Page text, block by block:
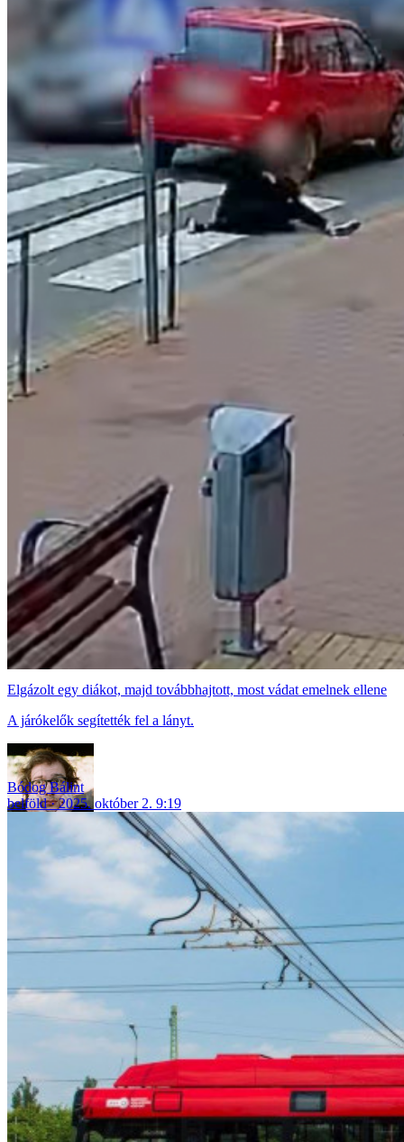
Elgázolt egy diákot, majd továbbhajtott, most vádat emelnek ellene
A járókelők segítették fel a lányt.
Bódog Bálint
belföld
2025. október 2. 9:19